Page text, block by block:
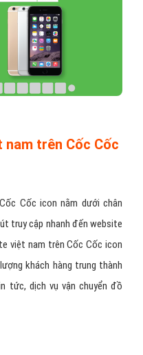
nam trên Cốc Cốc
Cốc icon nằm dưới chân
truy cập nhanh đến website
việt nam trên Cốc Cốc icon
khách hàng trung thành
tức, dịch vụ vận chuyển đồ